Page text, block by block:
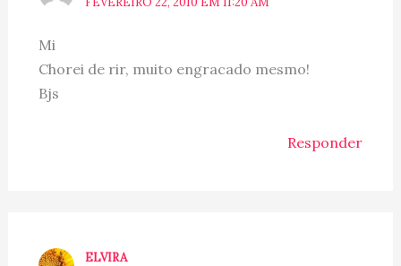
Mi
Chorei de rir, muito engracado mesmo!
Bjs
Responder
ELVIRA